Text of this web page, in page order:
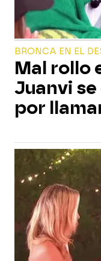
BRONCA EN EL
Mal rollo
Juanvi
por